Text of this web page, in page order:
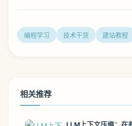
编程学习 技术干货 建站教程
相关推荐